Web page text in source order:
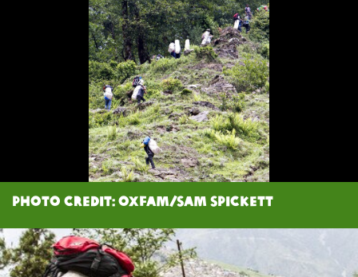
Photo Credit: Oxfam/Sam Spickett